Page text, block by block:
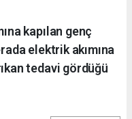
kapılan genç
elektrik akımına
tedavi gördüğü